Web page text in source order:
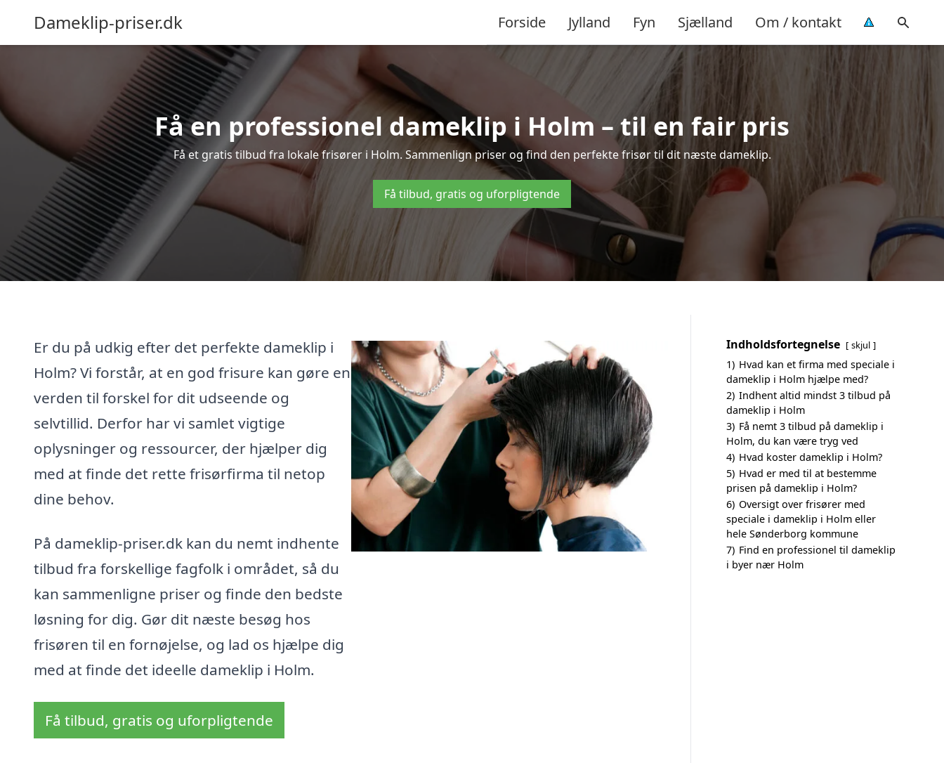
Dameklip-priser.dk Forside Jylland Fyn Sjælland Om / kontakt
Få en professionel dameklip i Holm – til en fair pris
Få et gratis tilbud fra lokale frisører i Holm. Sammenlign priser og find den perfekte frisør til dit næste dameklip.
Få tilbud, gratis og uforpligtende
Er du på udkig efter det perfekte dameklip i
Holm? Vi forstår, at en god frisure kan gøre en
verden til forskel for dit udseende og
selvtillid. Derfor har vi samlet vigtige
oplysninger og ressourcer, der hjælper dig
med at finde det rette frisørfirma til netop
dine behov.
På dameklip-priser.dk kan du nemt indhente
tilbud fra forskellige fagfolk i området, så du
kan sammenligne priser og finde den bedste
løsning for dig. Gør dit næste besøg hos
frisøren til en fornøjelse, og lad os hjælpe dig
med at finde det ideelle dameklip i Holm.
Få tilbud, gratis og uforpligtende
Indholdsfortegnelse skjul
1) Hvad kan et firma med speciale i
dameklip i Holm hjælpe med?
2) Indhent altid mindst 3 tilbud på
dameklip i Holm
3) Få nemt 3 tilbud på dameklip i
Holm, du kan være tryg ved
4) Hvad koster dameklip i Holm?
5) Hvad er med til at bestemme
prisen på dameklip i Holm?
6) Oversigt over frisører med
speciale i dameklip i Holm eller
hele Sønderborg kommune
7) Find en professionel til dameklip
i byer nær Holm